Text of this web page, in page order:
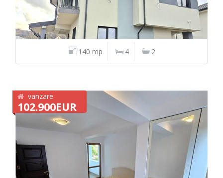
140 mp 4 2
vanzare
102.900EUR